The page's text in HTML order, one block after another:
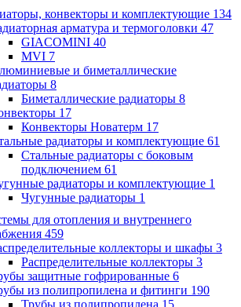
конвекторы и комплектующие 134
арматура и термоголовки 47
GIACOMINI 40
MVI 7
и биметаллические
8
Биметаллические радиаторы 8
17
Конвекторы Новатерм 17
радиаторы и комплектующие 61
Стальные радиаторы с боковым
подключением 61
радиаторы и комплектующие 1
Чугунные радиаторы 1
для отопления и внутреннего
459
коллекторы и шкафы 3
Распределительные коллекторы 3
защитные гофрированные 6
из полипропилена и фитинги 190